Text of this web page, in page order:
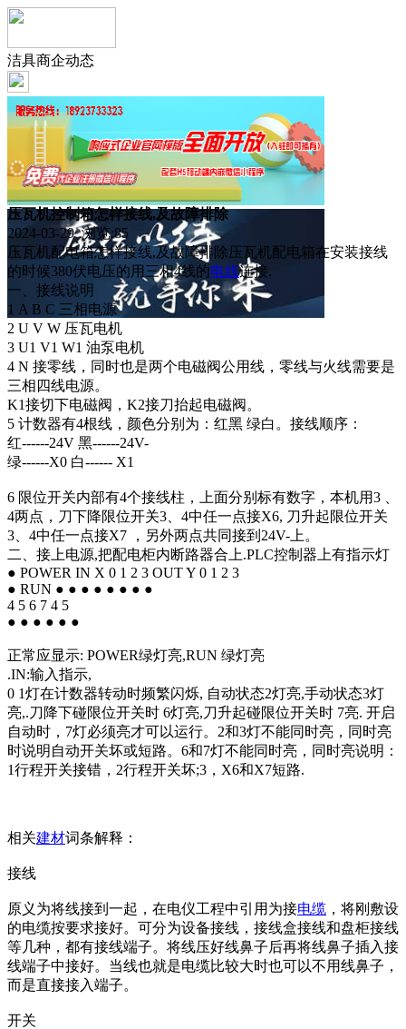
洁具商企动态
压瓦机控制箱怎样接线,及故障排除
2024-03-29 浏览:85
压瓦机配电箱怎样接线,及故障排除压瓦机配电箱在安装接线
的时候380伏电压的用三相4线的电线连接.
一、接线说明
1 A B C 三相电源
2 U V W 压瓦电机
3 U1 V1 W1 油泵电机
4 N 接零线，同时也是两个电磁阀公用线，零线与火线需要是
三相四线电源。
K1接切下电磁阀，K2接刀抬起电磁阀。
5 计数器有4根线，颜色分别为：红黑 绿白。接线顺序：
红------24V 黑------24V-
绿------X0 白------ X1
6 限位开关内部有4个接线柱，上面分别标有数字，本机用3 、
4两点，刀下降限位开关3、4中任一点接X6, 刀升起限位开关
3、4中任一点接X7 ，另外两点共同接到24V-上。
二、接上电源,把配电柜内断路器合上.PLC控制器上有指示灯
● POWER IN X 0 1 2 3 OUT Y 0 1 2 3
● RUN ● ● ● ● ● ● ● ●
4 5 6 7 4 5
● ● ● ● ● ●
正常应显示: POWER绿灯亮,RUN 绿灯亮
.IN:输入指示,
0 1灯在计数器转动时频繁闪烁, 自动状态2灯亮,手动状态3灯
亮,.刀降下碰限位开关时 6灯亮,刀升起碰限位开关时 7亮. 开启
自动时，7灯必须亮才可以运行。2和3灯不能同时亮，同时亮
时说明自动开关坏或短路。6和7灯不能同时亮，同时亮说明：
1行程开关接错，2行程开关坏;3，X6和X7短路.
相关建材词条解释：
接线
原义为将线接到一起，在电仪工程中引用为接电缆 ，将刚敷设
的电缆按要求接好。可分为设备接线，接线盒接线和盘柜接线
等几种，都有接线端子。将线压好线鼻子后再将线鼻子插入接
线端子中接好。当线也就是电缆比较大时也可以不用线鼻子，
而是直接接入端子。
开关